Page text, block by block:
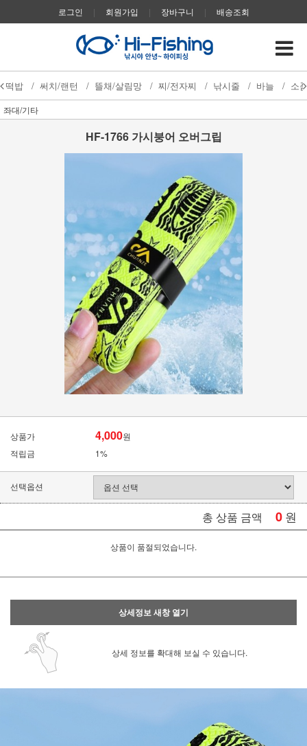
로그인 | 회원가입 | 장바구니 | 배송조회
떡밥 / 써치/랜턴 / 뜰채/살림망 / 찌/전자찌 / 낚시줄 / 바늘 / 소
좌대/기타
HF-1766 가시붕어 오버그립
상품가 4,000원
적립금
1%
선택옵션
총 상품 금액 0 원
상품이 품절되었습니다.
상세정보 새창 열기
상세 정보를 확대해 보실 수 있습니다.